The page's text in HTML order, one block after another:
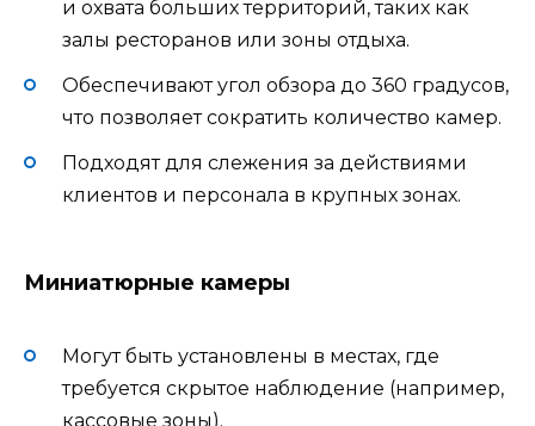
и охвата больших территорий, таких как
залы ресторанов или зоны отдыха.
Обеспечивают угол обзора до 360 градусов,
что позволяет сократить количество камер.
Подходят для слежения за действиями
клиентов и персонала в крупных зонах.
Миниатюрные камеры
Могут быть установлены в местах, где
требуется скрытое наблюдение (например,
кассовые зоны).